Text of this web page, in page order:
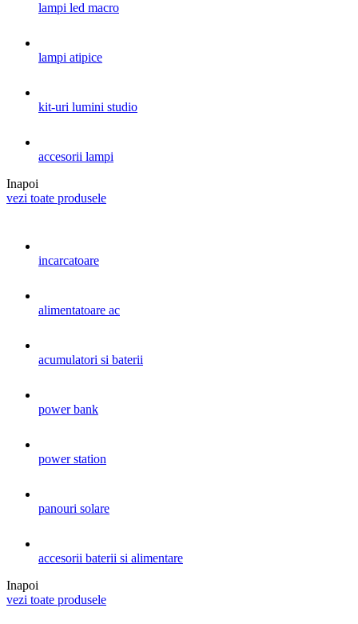
lampi led macro
lampi atipice
kit-uri lumini studio
accesorii lampi
Inapoi
vezi toate produsele
incarcatoare
alimentatoare ac
acumulatori si baterii
power bank
power station
panouri solare
accesorii baterii si alimentare
Inapoi
vezi toate produsele